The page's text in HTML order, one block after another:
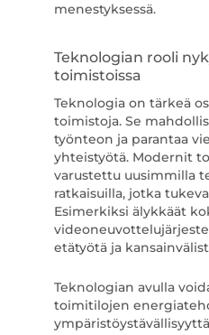
menestyksessä.
Teknologian rooli
toimistoissa
Teknologia on tärkeä
toimistoja. Se
työnteon ja parantaa
yhteistyötä. Modernit
varustettu uusimmilla
ratkaisuilla, jotka
Esimerkiksi älykkäät
etätyötä ja
Teknologian avulla
toimitilojen